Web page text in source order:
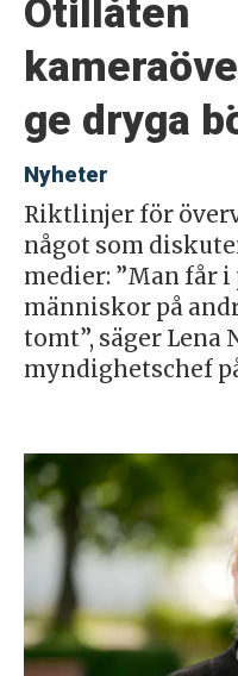
Otillåten
ge dryga
Nyheter
Riktlinjer för
något som
medier: ”Man får
människor på
tomt”, säger Lena
myndighetschef